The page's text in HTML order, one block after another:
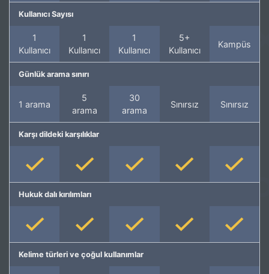
Kullanıcı Sayısı
1
Kullanıcı
1
Kullanıcı
1
Kullanıcı
5+
Kullanıcı
Kampüs
Günlük arama sınırı
1 arama
5
arama
30
arama
Sınırsız Sınırsız
Karşı dildeki karşılıklar
Hukuk dalı kırılımları
Kelime türleri ve çoğul kullanımlar